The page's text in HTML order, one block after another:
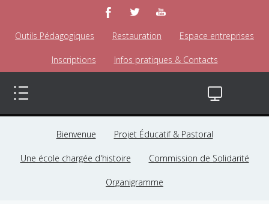
Outils Pédagogiques Restauration Espace entreprises
Inscriptions Infos pratiques & Contacts
Bienvenue Projet Éducatif & Pastoral
Une école chargée d'histoire Commission de Solidarité
Organigramme